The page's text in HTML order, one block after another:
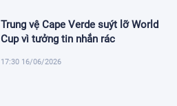
Trung vệ Cape Verde suýt lỡ World
Cup vì tưởng tin nhắn rác
17:30 16/06/2026